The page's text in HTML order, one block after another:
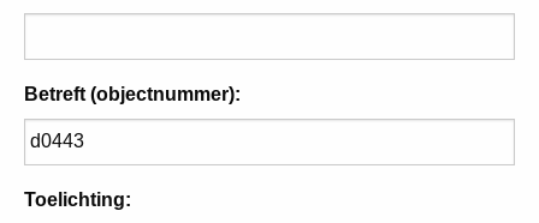
Betreft (objectnummer):
Toelichting: